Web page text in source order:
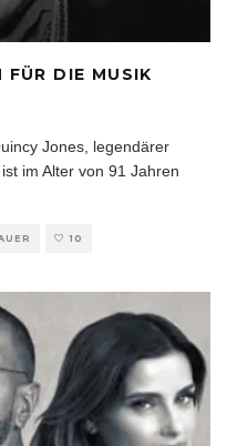
FÜR DIE MUSIK
Jones, legendärer
im Alter von 91 Jahren
10